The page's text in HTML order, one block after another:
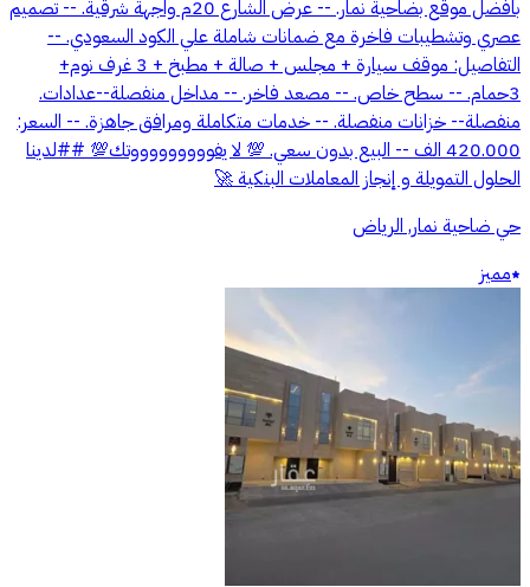
بافضل موقع بضاحية نمار. -- عرض الشارع 20م واجهة شرقية. -- تصميم
عصري وتشطيبات فاخرة مع ضمانات شاملة علي الكود السعودي. --
التفاصيل: موقف سيارة + مجلس + صالة + مطبخ + 3 غرف نوم+
3حمام. -- سطح خاص. -- مصعد فاخر. -- مداخل منفصلة--عدادات.
منفصلة-- خزانات منفصلة. -- خدمات متكاملة ومرافق جاهزة. -- السعر:
420.000 الف -- البيع بدون سعي. 💯 لا يفوووووووووتك💯 ##لدينا
الحلول التمويلة و إنجاز المعاملات البنكية 🚀
حي ضاحية نمار, الرياض
مميز